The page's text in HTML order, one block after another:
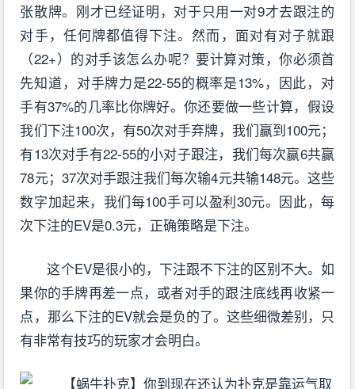
张散牌。刚才已经证明，对于只用一对9才去跟注的
对手，任何牌都值得下注。然而，面对有对子就跟
（22+）的对手该怎么办呢？要计算对策，你必须首
先知道，对手牌力是22-55的概率是13%，因此，对
手有37%的几率比你牌好。你还要做一些计算，假设
我们下注100次，有50次对手弃牌，我们赢到100元；
有13次对手有22-55的小对子跟注，我们每次赢6共赢
78元；37次对手跟注我们每次输4元共输148元。这些
数字加起来，我们每100手可以盈利30元。因此，每
次下注的EV是0.3元，正确策略是下注。
这个EV是很小的，下注跟不下注的区别不大。如
果你的手牌再差一点，或者对手的跟注底线再收紧一
点，那么下注的EV就会是负的了。这些细微差别，只
有非常有技巧的玩家才会明白。